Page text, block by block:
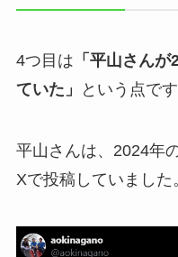
4つ目は 「平山さん
ていた」
という点です
平山さんは、2024年
Xで投稿していました